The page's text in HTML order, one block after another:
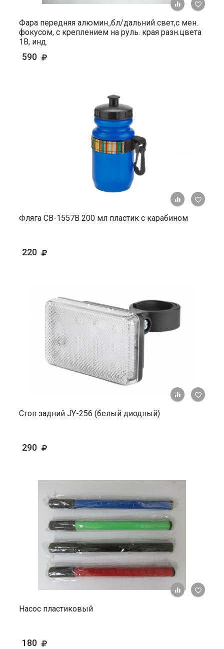
+ К
Фара передняя алюмин.,бл/дальний свет,с мен.
фокусом, с креплением на руль. края разн.цвета
1В, инд.
590
+ К
Фляга СВ-1557В 200 мл пластик с карабином
220
+ К
Стоп задний JY-256 (белый диодный)
290
+ К
Насос пластиковый
180